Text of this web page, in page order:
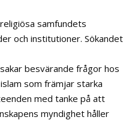
samfundets
och institutioner. Sökandet
besvärande frågor hos
som främjar starka
med tanke på att
myndighet håller